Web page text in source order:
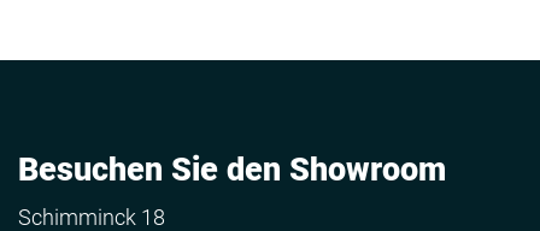
Besuchen Sie den Showroom
Schimminck 18